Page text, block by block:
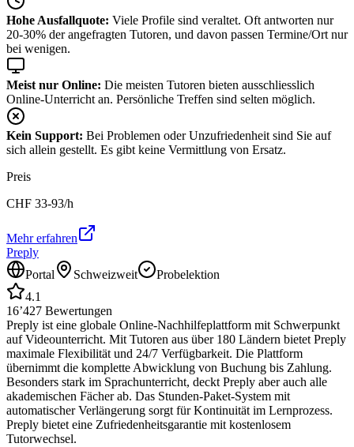
Hohe Ausfallquote: Viele Profile sind veraltet. Oft antworten nur
20-30% der angefragten Tutoren, und davon passen Termine/Ort nur
bei wenigen.
Meist nur Online: Die meisten Tutoren bieten ausschliesslich
Online-Unterricht an. Persönliche Treffen sind selten möglich.
Kein Support: Bei Problemen oder Unzufriedenheit sind Sie auf
sich allein gestellt. Es gibt keine Vermittlung von Ersatz.
Preis
CHF 33-93/h
Mehr erfahren
Preply
Portal
Schweizweit
Probelektion
4.1
16’427 Bewertungen
Preply ist eine globale Online-Nachhilfeplattform mit Schwerpunkt
auf Videounterricht. Mit Tutoren aus über 180 Ländern bietet Preply
maximale Flexibilität und 24/7 Verfügbarkeit. Die Plattform
übernimmt die komplette Abwicklung von Buchung bis Zahlung.
Besonders stark im Sprachunterricht, deckt Preply aber auch alle
akademischen Fächer ab. Das Stunden-Paket-System mit
automatischer Verlängerung sorgt für Kontinuität im Lernprozess.
Preply bietet eine Zufriedenheitsgarantie mit kostenlosem
Tutorwechsel.